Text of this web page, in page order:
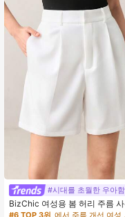
4.77 822K 팔
#시대를 초월한 우아함
BizChic 여성용 봄 허리 주름 사
켓 디자인 우아한 미니멀리스트
#6 TOP 3위 에